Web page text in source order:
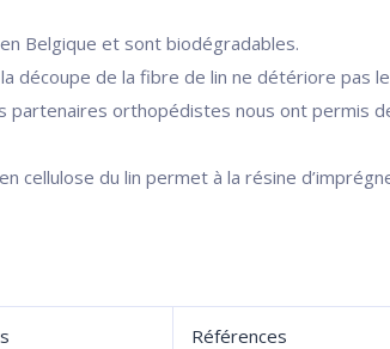
Belgique et sont biodégradables.
découpe de la fibre de lin ne détériore pas
partenaires orthopédistes nous ont permis
cellulose du lin permet à la résine
Références